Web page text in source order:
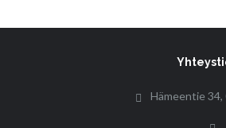
Hämeentie